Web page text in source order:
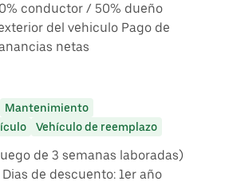
conductor / 50% dueño
del vehiculo Pago de
netas
Mantenimiento
Vehículo de reemplazo
de 3 semanas laboradas)
de descuento: 1er año